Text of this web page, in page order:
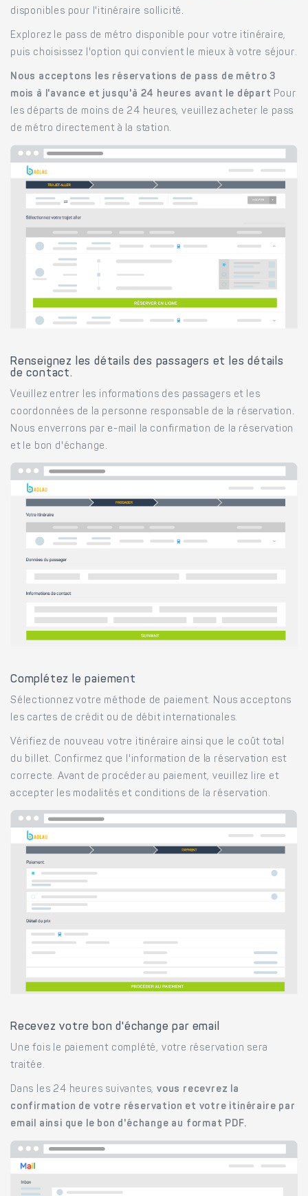
disponibles pour l'itinéraire sollicité.
Explorez le pass de métro disponible pour votre itinéraire,
puis choisissez l'option qui convient le mieux à votre séjour.
Nous acceptons les réservations de pass de métro 3
mois à l'avance et jusqu'à 24 heures avant le départ Pour
les départs de moins de 24 heures, veuillez acheter le pass
de métro directement à la station.
Renseignez les détails des passagers et les détails
de contact.
Veuillez entrer les informations des passagers et les
coordonnées de la personne responsable de la réservation.
Nous enverrons par e-mail la confirmation de la réservation
et le bon d'échange.
Complétez le paiement
Sélectionnez votre méthode de paiement. Nous acceptons
les cartes de crédit ou de débit internationales.
Vérifiez de nouveau votre itinéraire ainsi que le coût total
du billet. Confirmez que l'information de la réservation est
correcte. Avant de procéder au paiement, veuillez lire et
accepter les modalités et conditions de la réservation.
Recevez votre bon d'échange par email
Une fois le paiement complété, votre réservation sera
traitée.
Dans les 24 heures suivantes, vous recevrez la
confirmation de votre réservation et votre itinéraire par
email ainsi que le bon d'échange au format PDF.